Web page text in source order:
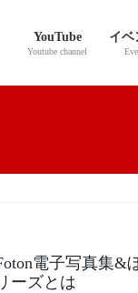
YouTube
Youtube channel
イベ
電子写真集&
ーズとは